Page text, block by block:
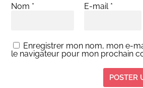
Nom * E-mail *
Enregistrer mon nom, mon e-
le navigateur pour mon prochain